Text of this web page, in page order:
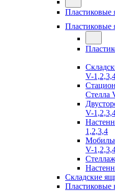
Пластиковые
Пластиковые
V-
Стелла
V-
1,2,3,4
V-
Складские
Пластиковые